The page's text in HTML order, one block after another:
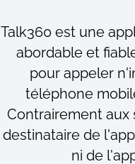
Talk360 est une
abordable et
pour appeler
téléphone
Contrairement aux
destinataire de
ni de